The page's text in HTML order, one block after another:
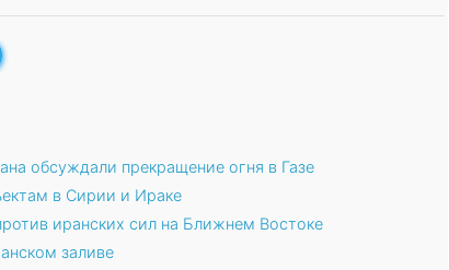
обсуждали прекращение огня в Газе
в Сирии и Ираке
иранских сил на Ближнем Востоке
заливе